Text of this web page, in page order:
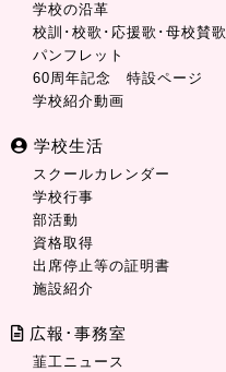
学校の沿革
校訓･校歌･応援歌･母校賛歌
パンフレット
60周年記念 特設ページ
学校紹介動画
学校生活
スクールカレンダー
学校行事
部活動
資格取得
出席停止等の証明書
施設紹介
広報･事務室
韮工ニュース